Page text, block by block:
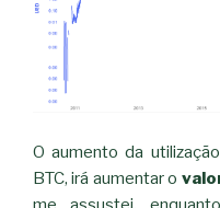
O aumento da
BTC, irá aumentar o